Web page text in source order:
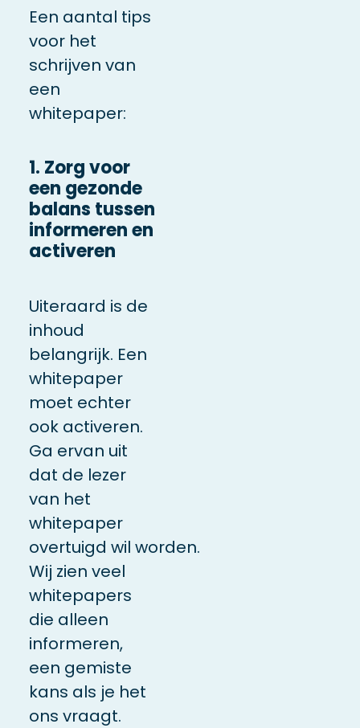
Een aantal tips
voor het
schrijven van
een
whitepaper:
1. Zorg voor
een gezonde
balans tussen
informeren en
activeren
Uiteraard is de
inhoud
belangrijk. Een
whitepaper
moet echter
ook activeren.
Ga ervan uit
dat de lezer
van het
whitepaper
overtuigd wil worden.
Wij zien veel
whitepapers
die alleen
informeren,
een gemiste
kans als je het
ons vraagt.